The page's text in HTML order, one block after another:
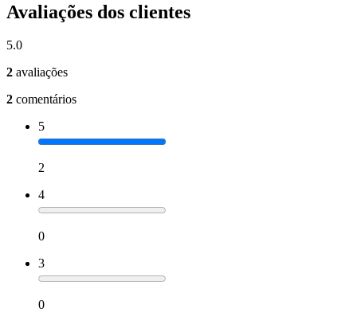
Avaliações dos clientes
5.0
2 avaliações
2 comentários
5
2
4
0
3
0